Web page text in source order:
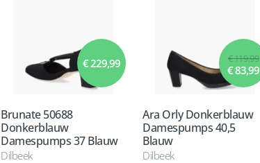
€ 229,99
Brunate 50688
Donkerblauw
Damespumps 37 Blauw
Dilbeek
€ 119,99
€ 83,99
Ara Orly Donkerblauw
Damespumps 40,5
Blauw
Dilbeek